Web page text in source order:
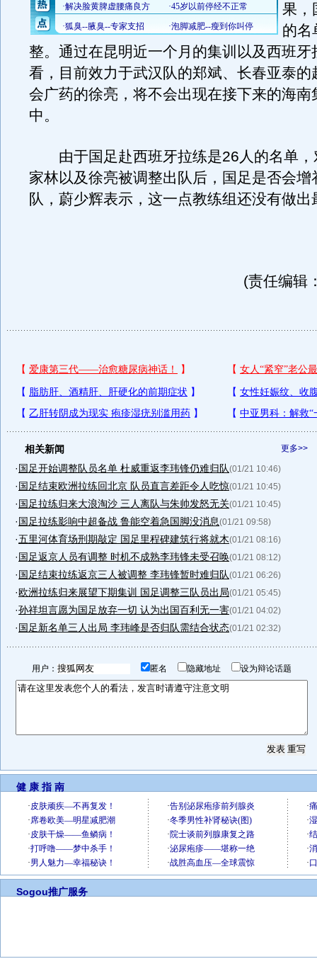
果，
的名
整。通过在昆明近一个月的集训以及西班牙
看，目前效力于武汉队的郑斌、长春亚泰的
会广药的徐亮，将不会出现在接下来的海南
中。
由于国足赴西班牙拉练是26人的名单，
家林以及徐亮被调整出队后，国足是否会增
队，蔚少辉表示，这一点教练组还没有做出
(责任编辑
更多>>
相关新闻
·国足开始调整队员名单 杜威重返李玮锋仍难归队(01/21 10:46)
·国足结束欧洲拉练回北京 队员直言差距令人吃惊(01/21 10:45)
·国足拉练归来大浪淘沙 三人离队与朱帅发怒无关(01/21 10:45)
·国足拉练影响中超备战 鲁能空着急国脚没消息(01/21 09:58)
·五里河体育场刑期敲定 国足里程碑建筑行将就木(01/21 08:16)
·国足返京人员有调整 时机不成熟李玮锋未受召唤(01/21 08:12)
·国足结束拉练返京三人被调整 李玮锋暂时难归队(01/21 06:26)
·欧洲拉练归来展望下期集训 国足调整三队员出局(01/21 05:45)
·孙祥坦言愿为国足放弃一切 认为出国百利无一害(01/21 04:02)
·国足新名单三人出局 李玮峰是否归队需结合状态(01/21 02:32)
用户： 匿名 隐藏地址 设为辩论话题
健 康 指 南
Sogou推广服务